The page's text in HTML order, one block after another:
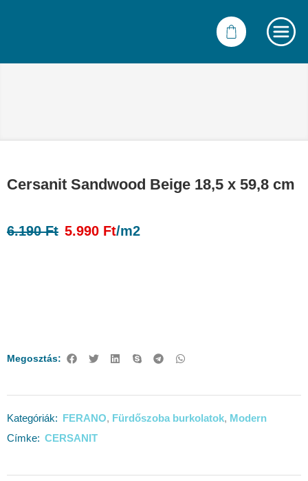
Cersanit Sandwood Beige 18,5 x 59,8 cm
6.190Ft 5.990 Ft/m2
Megosztás:
Kategóriák: FERANO, Fürdőszoba burkolatok, Modern
Címke: CERSANIT